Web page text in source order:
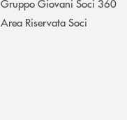
Gruppo Giovani Soci 360
Area Riservata Soci